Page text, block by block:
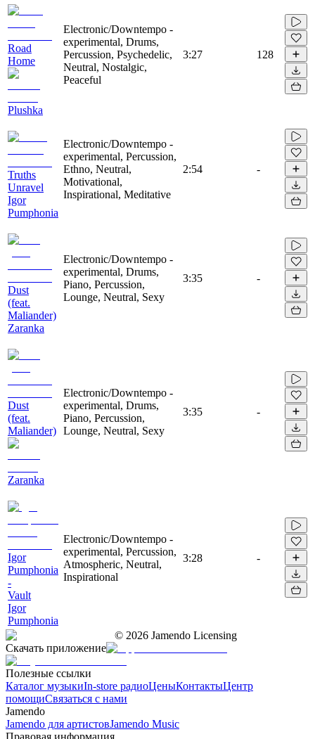
Road
Home
Plushka
Electronic/Downtempo -
experimental, Drums,
Percussion, Psychedelic,
Neutral, Nostalgic,
Peaceful
3:27 128
Truths
Unravel
Igor
Pumphonia
Electronic/Downtempo -
experimental, Percussion,
Ethno, Neutral,
Motivational,
Inspirational, Meditative
2:54 -
Dust
(feat.
Maliander)
Zaranka
Electronic/Downtempo -
experimental, Drums,
Piano, Percussion,
Lounge, Neutral, Sexy
3:35 -
Dust
(feat.
Maliander)
Zaranka
Electronic/Downtempo -
experimental, Drums,
Piano, Percussion,
Lounge, Neutral, Sexy
3:35 -
Igor
Pumphonia
-
Vault
Igor
Pumphonia
Electronic/Downtempo -
experimental, Percussion,
Atmospheric, Neutral,
Inspirational
3:28 -
© 2026 Jamendo Licensing
Скачать приложение
Полезные ссылки
Каталог музыкиIn-store радиоЦеныКонтактыЦентр
помощиСвязаться с нами
Jamendo
Jamendo для артистовJamendo Music
Правовая информация